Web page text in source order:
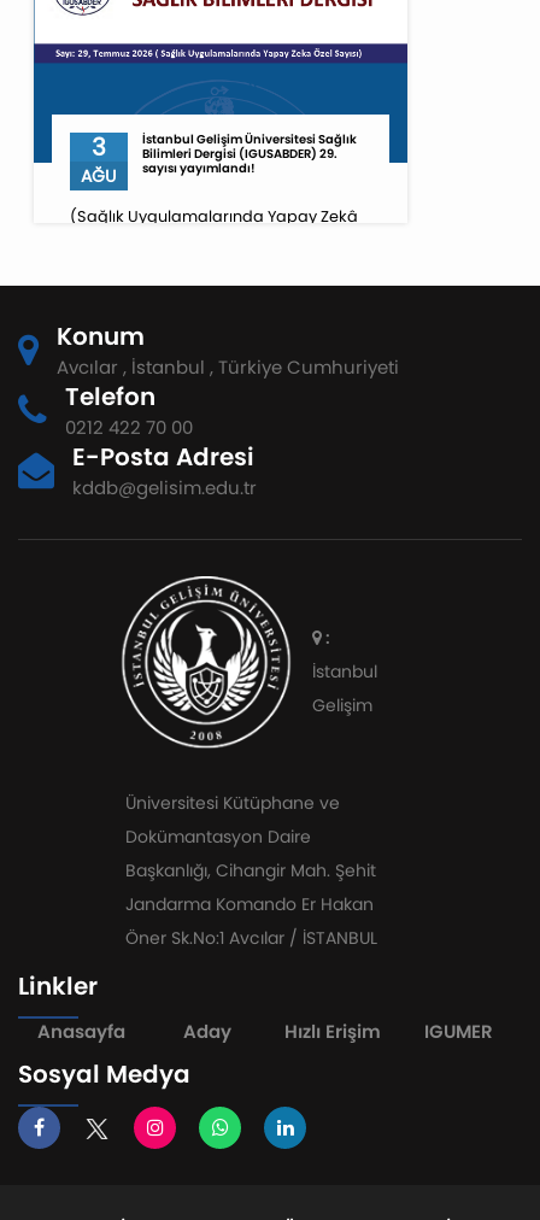
3
AĞU
İstanbul Gelişim Üniversitesi Sağlık
Bilimleri Dergisi (IGUSABDER) 29.
sayısı yayımlandı!
(Sağlık Uygulamalarında Yapay Zekâ
Konum
Avcılar , İstanbul , Türkiye Cumhuriyeti
Telefon
0212 422 70 00
E-Posta Adresi
kddb@gelisim.edu.tr
:
İstanbul
Gelişim
Üniversitesi Kütüphane ve
Dokümantasyon Daire
Başkanlığı, Cihangir Mah. Şehit
Jandarma Komando Er Hakan
Öner Sk.No:1 Avcılar / İSTANBUL
Linkler
Anasayfa Aday Hızlı Erişim IGUMER
Sosyal Medya